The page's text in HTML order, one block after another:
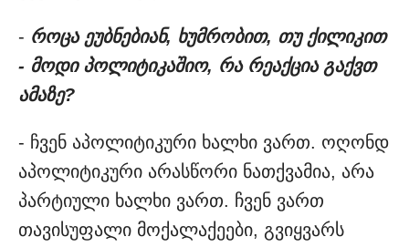
- როცა ეუბნებიან, ხუმრობით, თუ ქილიკით
- მოდი პოლიტიკაშიო, რა რეაქცია გაქვთ
ამაზე?
- ჩვენ აპოლიტიკური ხალხი ვართ. ოღონდ
აპოლიტიკური არასწორი ნათქვამია, არა
პარტიული ხალხი ვართ. ჩვენ ვართ
თავისუფალი მოქალაქეები, გვიყვარს